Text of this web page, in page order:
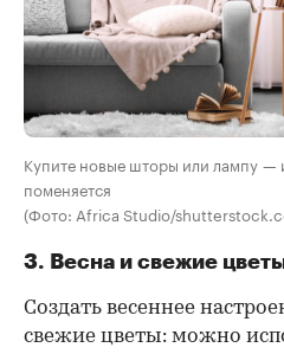
Купите новые шторы или лампу —
поменяется
(Фото: Africa Studio/
3. Весна и свежие
Создать весеннее
свежие цветы: можно